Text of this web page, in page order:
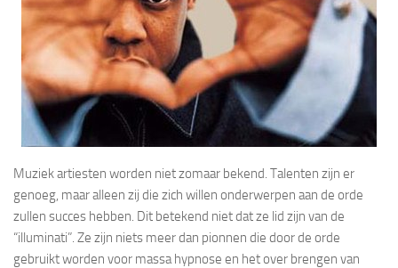
Muziek artiesten worden niet zomaar bekend. Talenten zijn er
genoeg, maar alleen zij die zich willen onderwerpen aan de orde
zullen succes hebben. Dit betekend niet dat ze lid zijn van de
“illuminati”. Ze zijn niets meer dan pionnen die door de orde
gebruikt worden voor massa hypnose en het over brengen van